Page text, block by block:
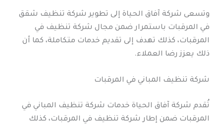
وتسعى شركة آفاق الحياة إلى تطوير شركة تنظيف شقق
في المرقبات باستمرار ضمن مجال شركة تنظيف في
المرقبات، كذلك تهدف إلى تقديم خدمات متكاملة، كما أن
ذلك يعزز رضا العملاء.
شركة تنظيف المباني في المرقبات
تُقدم شركة آفاق الحياة خدمات شركة تنظيف المباني في
المرقبات ضمن إطار شركة تنظيف في المرقبات، كذلك